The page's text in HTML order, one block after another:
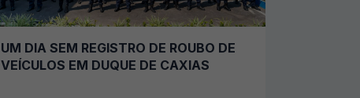
UM DIA SEM REGISTRO DE ROUBO DE
VEÍCULOS EM DUQUE DE CAXIAS